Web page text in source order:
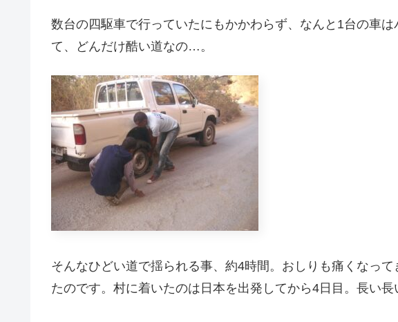
数台の四駆車で行っていたにもかかわらず、なんと1台の車
て、どんだけ酷い道なの…。
そんなひどい道で揺られる事、約4時間。おしりも痛くなっ
たのです。村に着いたのは日本を出発してから4日目。長い長